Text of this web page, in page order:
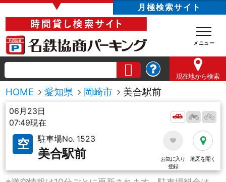
▼ 月極検索サイト
現在地から検索
HOME 愛知県 岡崎市 美合駅前
06月23日
07:49現在
空 駐車場No. 1523
美合駅前
お気に入り
登録
地図を開く